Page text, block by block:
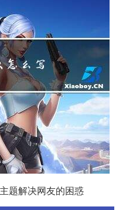
题解决网友的困惑